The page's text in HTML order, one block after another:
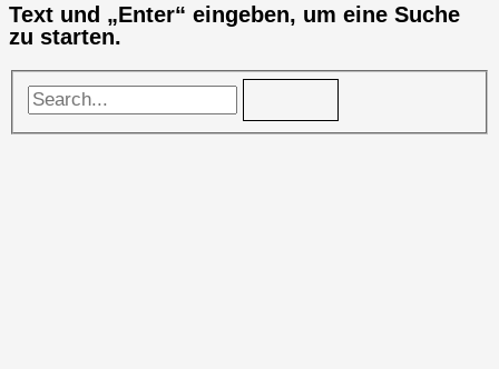
Text und „Enter“ eingeben, um eine Suche
zu starten.
Search...